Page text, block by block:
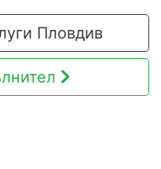
Пловдив